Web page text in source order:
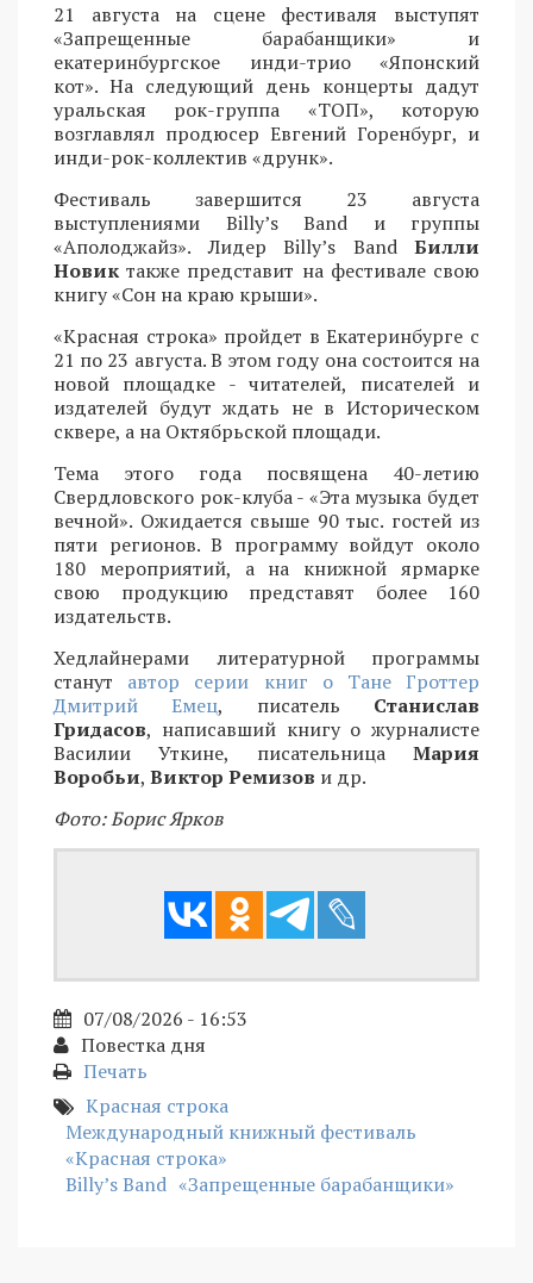
21 августа на сцене фестиваля выступят
«Запрещенные барабанщики» и
екатеринбургское инди-трио «Японский
кот». На следующий день концерты дадут
уральская рок-группа «ТОП», которую
возглавлял продюсер Евгений Горенбург, и
инди-рок-коллектив «друнк».
Фестиваль завершится 23 августа
выступлениями Billy’s Band и группы
«Аполоджайз». Лидер Billy’s Band Билли
Новик также представит на фестивале свою
книгу «Сон на краю крыши».
«Красная строка» пройдет в Екатеринбурге с
21 по 23 августа. В этом году она состоится на
новой площадке - читателей, писателей и
издателей будут ждать не в Историческом
сквере, а на Октябрьской площади.
Тема этого года посвящена 40-летию
Свердловского рок-клуба - «Эта музыка будет
вечной». Ожидается свыше 90 тыс. гостей из
пяти регионов. В программу войдут около
180 мероприятий, а на книжной ярмарке
свою продукцию представят более 160
издательств.
Хедлайнерами литературной программы
станут автор серии книг о Тане Гроттер
Дмитрий Емец, писатель Станислав
Гридасов, написавший книгу о журналисте
Василии Уткине, писательница Мария
Воробьи, Виктор Ремизов и др.
Фото: Борис Ярков
07/08/2026 - 16:53
Повестка дня
Печать
Красная строка
Международный книжный фестиваль
«Красная строка»
Billy’s Band «Запрещенные барабанщики»